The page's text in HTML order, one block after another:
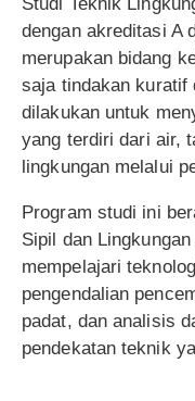
dengan akreditasi A
merupakan bidang
saja tindakan kuratif
dilakukan untuk
yang terdiri dari air,
lingkungan melalui
Program studi ini
Sipil dan
mempelajari
pengendalian
padat, dan analisis
pendekatan teknik